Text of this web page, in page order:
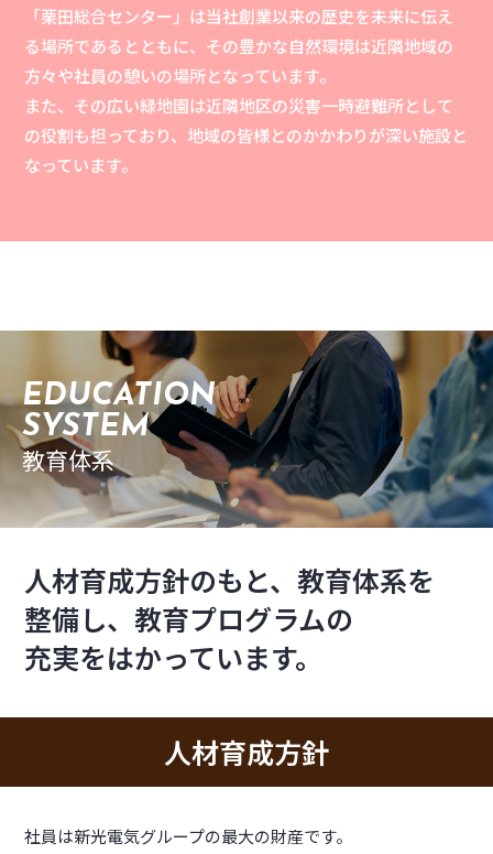
「栗⽥総合センター」は当社創業以来の歴史を未来に伝え
る場所であるとともに、その豊かな⾃然環境は近隣地域の
⽅々や社員の憩いの場所となっています。
また、その広い緑地園は近隣地区の災害⼀時避難所として
の役割も担っており、地域の皆様とのかかわりが深い施設と
なっています。
教育体系
人材育成方針のもと、教育体系を
整備し、教育プログラムの
充実をはかっています。
人材育成方針
社員は新光電気グループの最大の財産です。